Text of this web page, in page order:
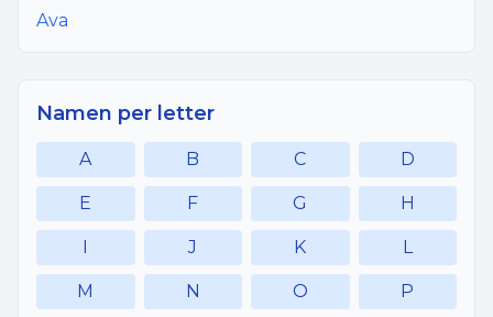
Ava
Namen per letter
A B C D
E F G H
I J K L
M N O P